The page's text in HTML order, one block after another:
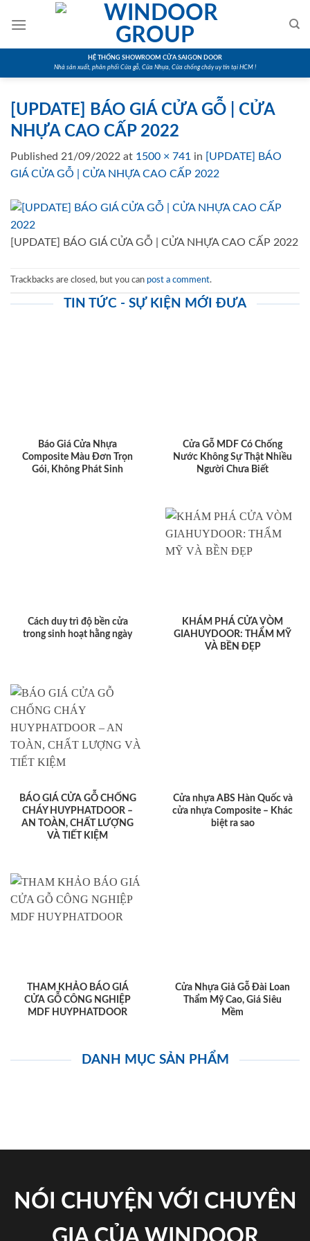
HỆ THỐNG SHOWROOM CỬA SAIGON DOOR
Nhà sản xuất, phân phối Cửa gỗ, Cửa Nhựa, Cửa chống cháy uy tín tại HCM !
[UPDATE] BÁO GIÁ CỬA GỖ | CỬA
NHỰA CAO CẤP 2022
Published 21/09/2022 at 1500 × 741 in [UPDATE] BÁO
GIÁ CỬA GỖ | CỬA NHỰA CAO CẤP 2022
[UPDATE] BÁO GIÁ CỬA GỖ | CỬA NHỰA CAO CẤP 2022
Trackbacks are closed, but you can post a comment.
TIN TỨC - SỰ KIỆN MỚI ĐƯA
Báo Giá Cửa Nhựa
Composite Màu Đơn Trọn
Gói, Không Phát Sinh
Cửa Gỗ MDF Có Chống
Nước Không Sự Thật Nhiều
Người Chưa Biết
Cách duy trì độ bền cửa
trong sinh hoạt hằng ngày
KHÁM PHÁ CỬA VÒM
GIAHUYDOOR: THẨM MỸ
VÀ BỀN ĐẸP
BÁO GIÁ CỬA GỖ CHỐNG
CHÁY HUYPHATDOOR –
AN TOÀN, CHẤT LƯỢNG
VÀ TIẾT KIỆM
Cửa nhựa ABS Hàn Quốc và
cửa nhựa Composite – Khác
biệt ra sao
THAM KHẢO BÁO GIÁ
CỬA GỖ CÔNG NGHIỆP
MDF HUYPHATDOOR
Cửa Nhựa Giả Gỗ Đài Loan
Thẩm Mỹ Cao, Giá Siêu
Mềm
DANH MỤC SẢN PHẨM
NÓI CHUYỆN VỚI CHUYÊN